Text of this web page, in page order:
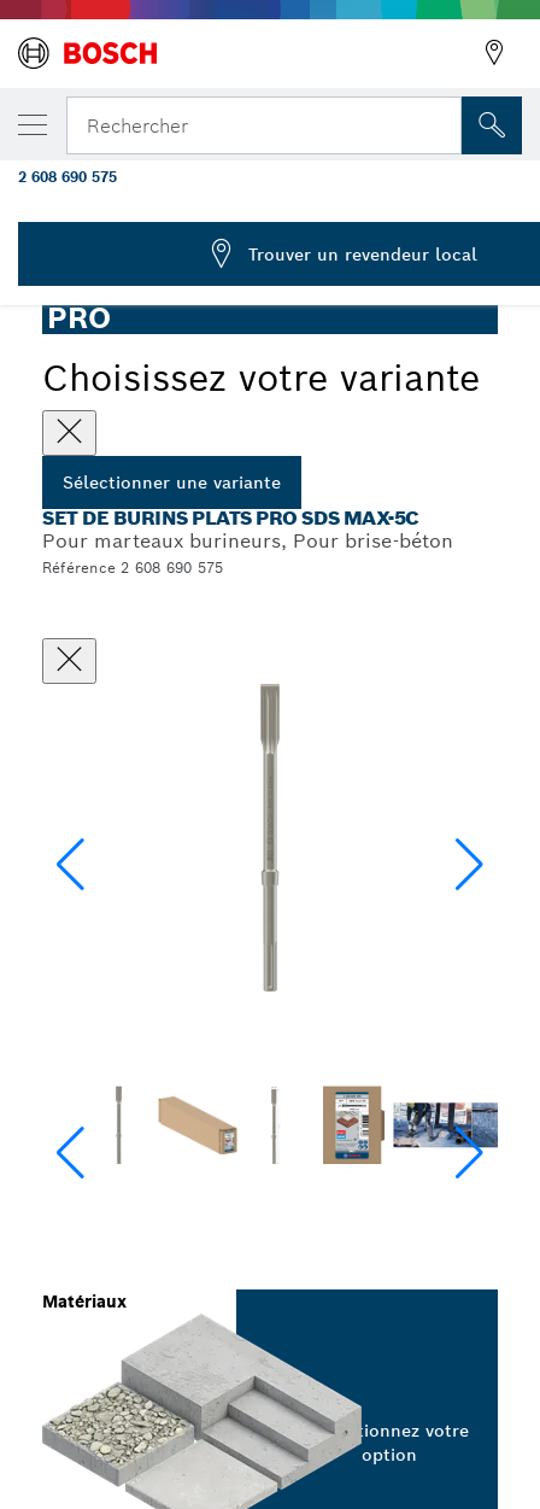
Rechercher
PRO
Choisissez votre variante
Sélectionner une variante
SET DE BURINS PLATS PRO SDS MAX-5C
Pour marteaux burineurs, Pour brise-béton
Référence 2 608 690 575
Matériaux
Sélectionnez votre
option
VOTRE VARIANTE SÉLECTIONNÉE
Set de burins plats PRO SDS max-5C, 25 x
10 pièces
2 608 690 575
Trouver un revendeur local